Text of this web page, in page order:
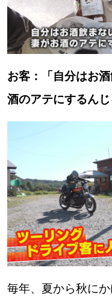
お客：「自分はお
酒のアテにするん
毎年、夏から秋に